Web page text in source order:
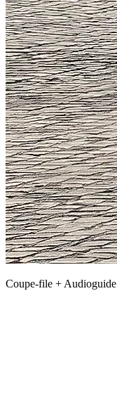
Coupe-file + Audioguide